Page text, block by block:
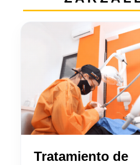
Tratamiento de